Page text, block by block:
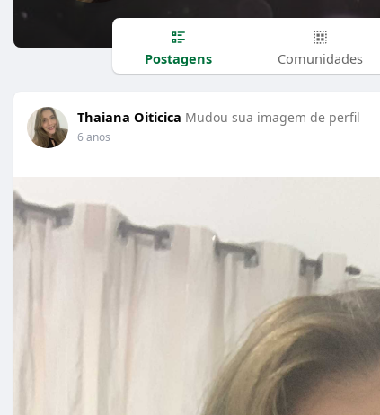
Postagens Comunidades
Thaiana Oiticica Mudou sua imagem de perfil
6 anos